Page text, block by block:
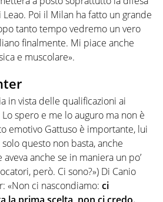
Poi il Milan ha fatto un grande
tanto tempo vedremo un vero
finalmente. Mi piace anche
e muscolare».
in vista delle qualificazioni ai
spero e me lo auguro ma non è
emotivo Gattuso è importante, lui
questo non basta, anche
anche se in maniera un po’
però. Ci sono?») Di Canio
«Non ci nascondiamo: ci